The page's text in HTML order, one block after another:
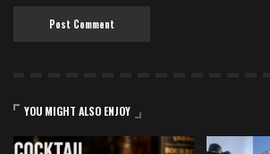
YOU MIGHT ALSO ENJOY